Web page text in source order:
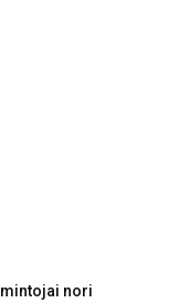
nori